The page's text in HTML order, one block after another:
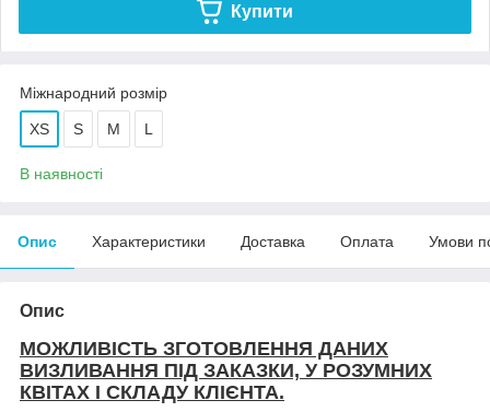
Купити
Міжнародний розмір
XS S M L
В наявності
Опис Характеристики Доставка Оплата Умови
Опис
МОЖЛИВІСТЬ ЗГОТОВЛЕННЯ ДАНИХ
ВИЗЛИВАННЯ ПІД ЗАКАЗКИ, У РОЗУМНИХ
КВІТАХ І СКЛАДУ КЛІЄНТА.